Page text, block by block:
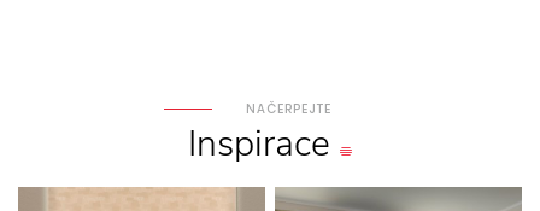
NAČERPEJTE
Inspirace